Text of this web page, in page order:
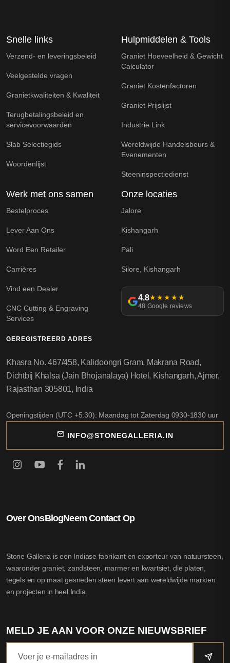
Snelle links
Verzend- en leveringsbeleid
Veelgestelde vragen
Granietkwaliteiten & Kwaliteit
Terugbetalingsbeleid en
servicevoorwaarden
Slab Selectiegids
Woordenlijst
Hulpmiddelen & Tools
Graniet Hoeveelheid & Gewicht
Calculator
Graniet Kostenfactoren
Graniet Prijslijst
Industrie Link
Wereldwijde Handelsbeurs &
Evenementen
Steeninspectiedienst
Werk met ons samen
Bestelproces
Lever Aan Ons
Word Een Retailer
Carrières
Vind een Dealer
CNC Cutting & Engraving
Services
Onze locaties
Jalore
Kishangarh
Pali
Silore, Kishangarh
4.8★★★★★
48 Google reviews
Over OnsBlogNeem Contact Op
Stone Galleria is een Indiase fabrikant en exporteur van natuursteen,
waaronder graniet, zandsteen, marmer en kwartsiet, die platen,
tegels en op maat gesneden steen levert aan wereldwijde markten
en projecten in heel India.
MELD JE AAN VOOR ONZE NIEUWSBRIEF
GEREGISTREERD ADRES
Khasra No. 467/458, Kalidoongri Gram, Makrana Road,
Dichtbij Khalsa (Jain Bhojanalaya) Hotel, Kishangarh, Ajmer,
Rajasthan 305801, India
Openingstijden (UTC +5:30): Maandag tot Zaterdag 0930-1830 uur
INFO@STONEGALLERIA.IN